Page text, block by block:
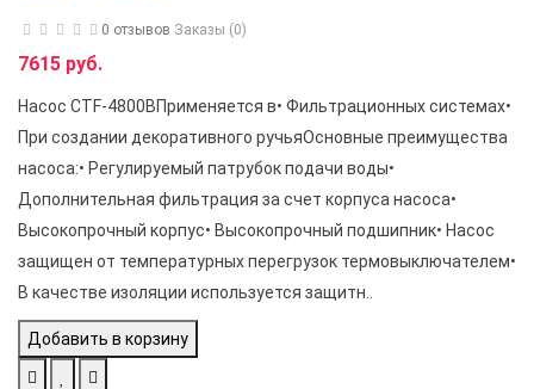
0 отзывов Заказы (0)
7615 руб.
Насос CTF-4800BПрименяется в• Фильтрационных системах•
При создании декоративного ручьяОсновные преимущества
насоса:• Регулируемый патрубок подачи воды•
Дополнительная фильтрация за счет корпуса насоса•
Высокопрочный корпус• Высокопрочный подшипник• Насос
защищен от температурных перегрузок термовыключателем•
В качестве изоляции используется защитн..
Добавить в корзину